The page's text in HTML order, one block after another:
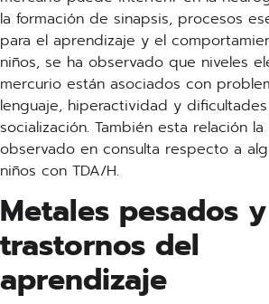
la formación de sinapsis, procesos
para el aprendizaje y el
niños, se ha observado que niveles
mercurio están asociados con
lenguaje, hiperactividad y
socialización. También esta relación la
observado en consulta respecto a
niños con TDA/H.
Metales pesados y
trastornos del
aprendizaje